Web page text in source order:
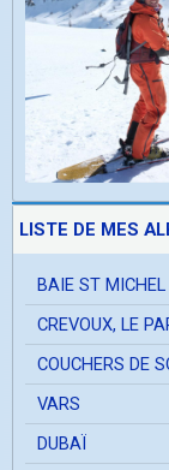
LISTE DE MES
BAIE ST
CREVOUX, LE
COUCHERS DE
VARS
DUBAÏ